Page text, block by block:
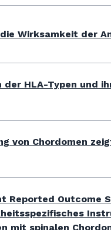
Wirksamkeit der
der HLA-Typen und
von Chordomen
Reported Outcome
mit spinalen